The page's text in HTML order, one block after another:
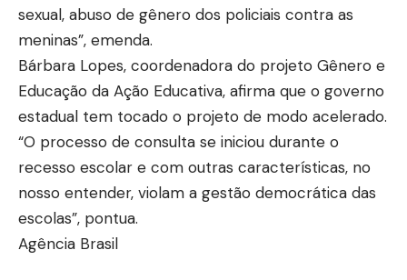
sexual, abuso de gênero dos policiais contra as
meninas”, emenda.
Bárbara Lopes, coordenadora do projeto Gênero e
Educação da Ação Educativa, afirma que o governo
estadual tem tocado o projeto de modo acelerado.
“O processo de consulta se iniciou durante o
recesso escolar e com outras características, no
nosso entender, violam a gestão democrática das
escolas”, pontua.
Agência Brasil